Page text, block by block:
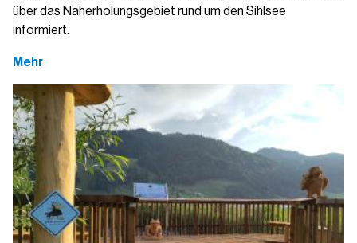
über das Naherholungsgebiet rund um den Sihlsee
informiert.
Mehr